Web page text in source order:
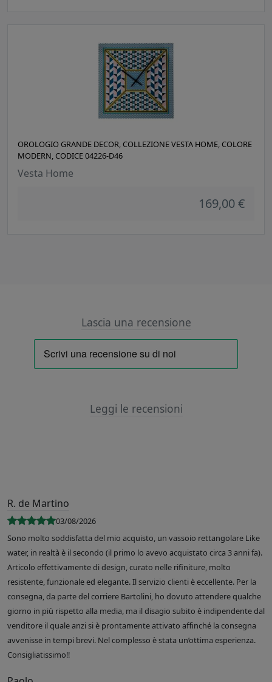
OROLOGIO GRANDE DECOR, COLLEZIONE VESTA HOME, COLORE
MODERN, CODICE 04226-D46
Vesta Home
169,00 €
Lascia una recensione
Leggi le recensioni
R. de Martino
03/08/2026
Sono molto soddisfatta del mio acquisto, un vassoio rettangolare Like
water, in realtà è il secondo (il primo lo avevo acquistato circa 3 anni fa).
Articolo effettivamente di design, curato nelle rifiniture, molto
resistente, funzionale ed elegante. Il servizio clienti è eccellente. Per la
consegna, da parte del corriere Bartolini, ho dovuto attendere qualche
giorno in più rispetto alla media, ma il disagio subito è indipendente dal
venditore il quale anzi si è prontamente attivato affinché la consegna
avvenisse in tempi brevi. Nel complesso è stata un’ottima esperienza.
Consigliatissimo!!